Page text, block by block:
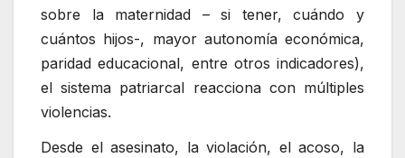
sobre la maternidad – si tener, cuándo y
cuántos hijos-, mayor autonomía económica,
paridad educacional, entre otros indicadores),
el sistema patriarcal reacciona con múltiples
violencias.
Desde el asesinato, la violación, el acoso, la